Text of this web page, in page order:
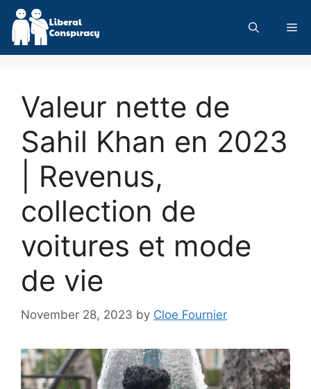
Skip
content
Valeur nette de
Sahil Khan en 2023
| Revenus,
collection de
voitures et mode
de vie
November 28, 2023 by Cloe Fournier